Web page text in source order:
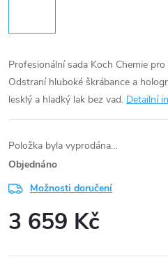
Profesionální sada Koch Chemie
Odstraní hluboké škrábance a
lesklý a hladký lak bez vad. Detailní
Položka byla vyprodána…
Objednáno
Možnosti doručení
3 659 Kč
cena: